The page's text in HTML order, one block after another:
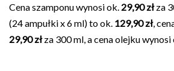
Cena szamponu wynosi ok. 29,90 złza
(24 ampułki x 6 ml) to ok. 129,90 zł,
29,90 złza 300 ml, a cena olejku wynosi